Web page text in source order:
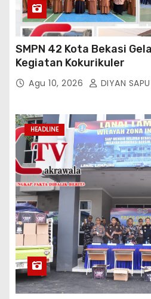
SMPN 42 Kota Bekasi
Kegiatan Kokurikuler
Agu 10, 2026 DIYAN
HEADLINE